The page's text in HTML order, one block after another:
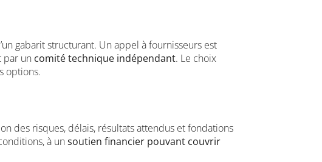
gabarit structurant. Un appel à fournisseurs est
par un comité technique indépendant. Le choix
options.
des risques, délais, résultats attendus et fondations
à unsoutien financier pouvant couvrir